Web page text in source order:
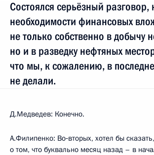
Состоялся серьёзный
необходимости финансовых
не только собственно в добычу
но и в разведку нефтяных
что мы, к сожалению, в
не делали.
Д.Медведев: Конечно.
А.Филипенко: Во‑вторых, хотел бы
о том, что буквально месяц назад – в